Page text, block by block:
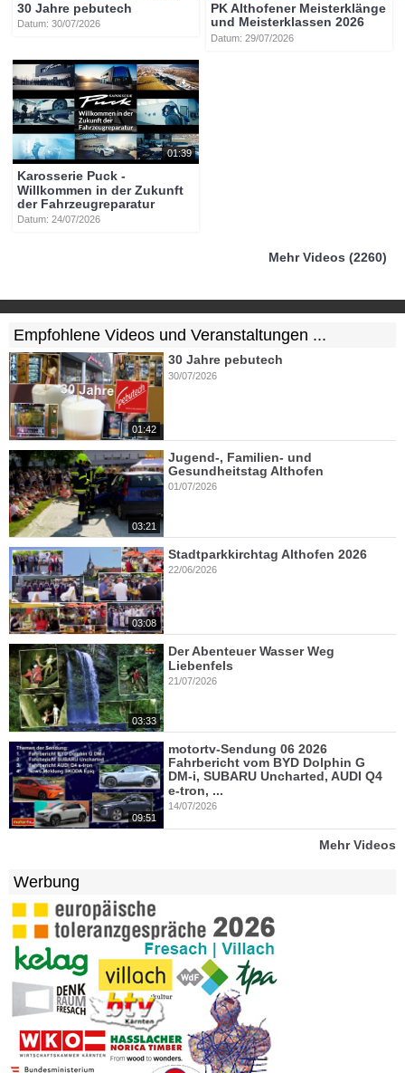
30 Jahre pebutech
Datum: 30/07/2026
PK Althofener Meisterklänge
und Meisterklassen 2026
Datum: 29/07/2026
01:39
Karosserie Puck -
Willkommen in der Zukunft
der Fahrzeugreparatur
Datum: 24/07/2026
Mehr Videos (2260)
Empfohlene Videos und Veranstaltungen ...
01:42
30 Jahre pebutech
30/07/2026
03:21
Jugend-, Familien- und
Gesundheitstag Althofen
01/07/2026
03:08
Stadtparkkirchtag Althofen 2026
22/06/2026
03:33
Der Abenteuer Wasser Weg
Liebenfels
21/07/2026
09:51
motortv-Sendung 06 2026
Fahrbericht vom BYD Dolphin G
DM-i, SUBARU Uncharted, AUDI Q4
e-tron, ...
14/07/2026
Mehr Videos
Werbung